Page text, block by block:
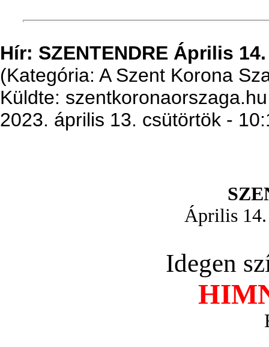
Hír: SZENTENDRE Április
(Kategória: A Szent Korona
Küldte: szentkoronaorszaga.hu
2023. április 13. csütörtök -
Április
Idegen